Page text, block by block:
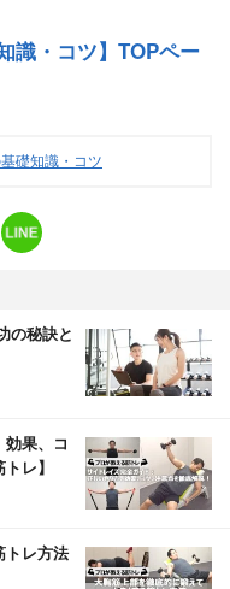
識・コツ】TOPペー
礎知識・コツ
の秘訣と
果、コ
レ】
トレ方法